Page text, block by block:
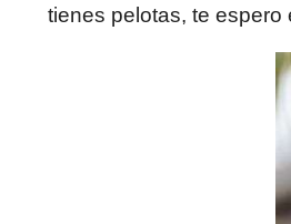
tienes pelotas, te